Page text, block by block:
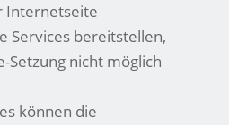
Internetseite
Services bereitstellen,
Setzung nicht möglich
können die